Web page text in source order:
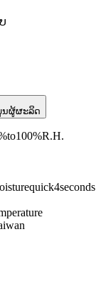
ນຜູ້ຜະລິດ
to100%R.H.
quick4seconds